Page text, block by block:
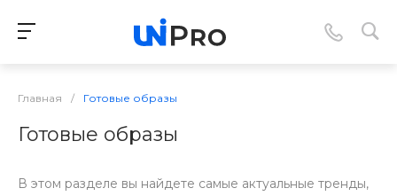
Главная / Готовые образы
Готовые образы
В этом разделе вы найдете самые актуальные тренды,